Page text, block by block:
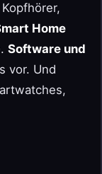
Home
Software und
vor. Und